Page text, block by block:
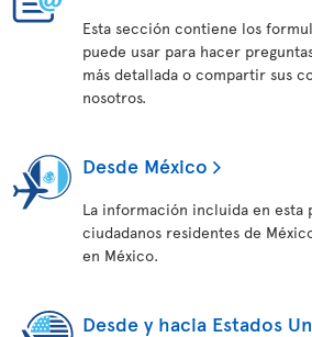
Esta sección contiene los
puede usar para hacer
más detallada o compartir sus
nosotros.
Desde México
La información incluida en esta
ciudadanos residentes de
en México.
Desde y hacia Estados